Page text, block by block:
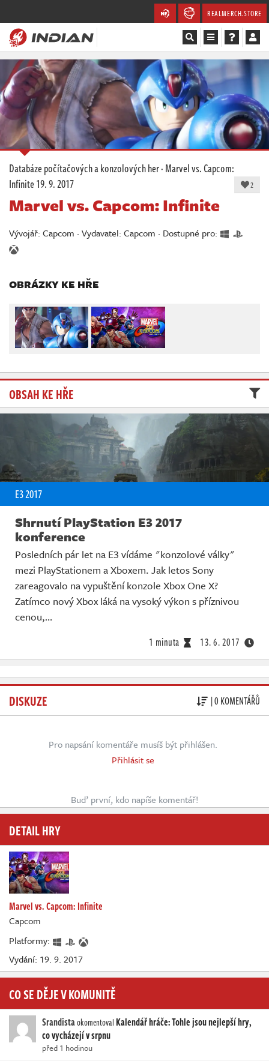
REALMERCH.STORE
Magazín
Recenze
Videa
Soutěže
Databáze
Komunita
Redakce
Databáze počítačových a konzolových her·Marvel vs. Capcom:
Infinite19. 9. 2017 2
Marvel vs. Capcom: Infinite
Vývojář: Capcom · Vydavatel: Capcom · Dostupné pro:
OBRÁZKY KE HŘE
OBSAH KE HŘE
E3 2017
Shrnutí PlayStation E3 2017
konference
Posledních pár let na E3 vídáme "konzolové války"
mezi PlayStationem a Xboxem. Jak letos Sony
zareagovalo na vypuštění konzole Xbox One X?
Zatímco nový Xbox láká na vysoký výkon s příznivou
cenou,…
1 minuta 13. 6. 2017
DISKUZE | 0 KOMENTÁŘŮ
Pro napsání komentáře musíš být přihlášen.
Přihlásit se
Buď první, kdo napíše komentář!
DETAIL HRY
Marvel vs. Capcom: Infinite
Capcom
Platformy:
Vydání: 19. 9. 2017
CO SE DĚJE V KOMUNITĚ
Srandistaokomentoval Kalendář hráče: Tohle jsou nejlepší hry,
co vycházejí v srpnu
před 1 hodinou